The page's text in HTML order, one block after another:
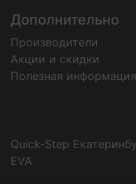
Дополнительно
Производители
Акции и скидки
Полезная информация
Quick-Step
EVA